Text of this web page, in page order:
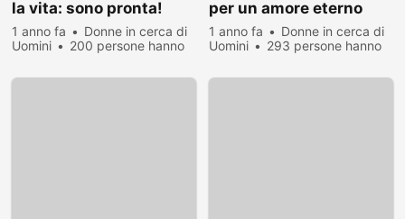
la vita: sono pronta!
1 anno fa
Donne in cerca di
Uomini
200 persone hanno
per un amore eterno
1 anno fa
Donne in cerca di
Uomini
293 persone hanno